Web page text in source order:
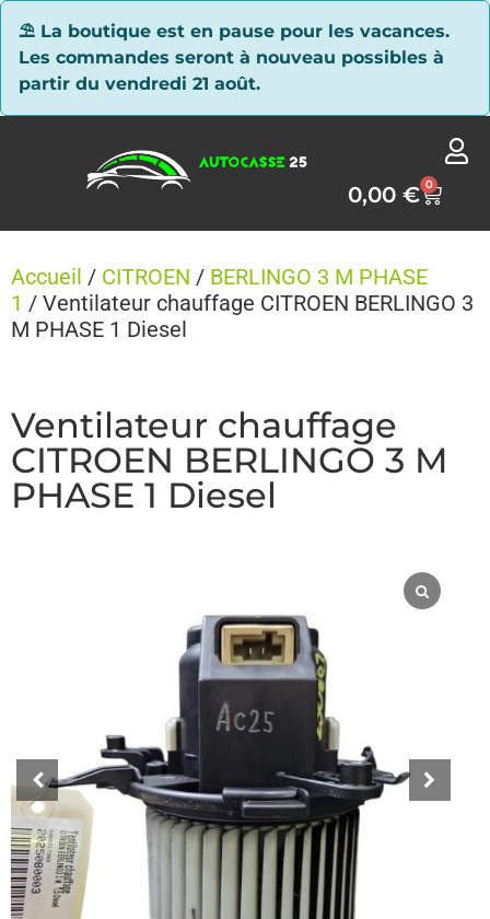
⛱ La boutique est en pause pour les vacances.
Les commandes seront à nouveau possibles à
partir du vendredi 21 août.
0,00€ 0
Accueil / CITROEN / BERLINGO 3 M PHASE
1 / Ventilateur chauffage CITROEN BERLINGO 3
M PHASE 1 Diesel
Ventilateur chauffage
CITROEN BERLINGO 3 M
PHASE 1 Diesel
Panneau de gestion des cookies